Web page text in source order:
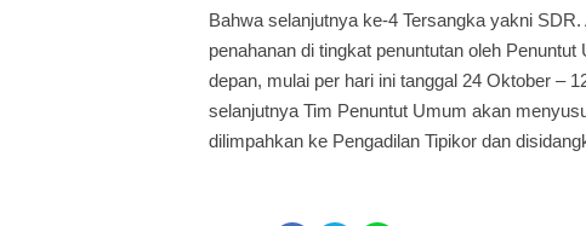
Bahwa selanjutnya ke-4 Tersangka yakni
penahanan di tingkat penuntutan oleh
depan, mulai per hari ini tanggal 24 Oktober –
selanjutnya Tim Penuntut Umum akan
dilimpahkan ke Pengadilan Tipikor dan